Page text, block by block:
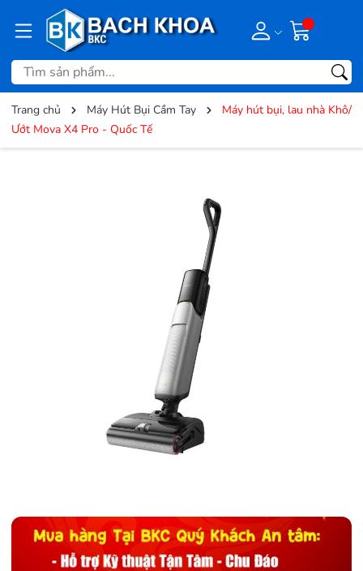
Trang chủ Máy Hút Bụi Cầm Tay
Máy hút bụi, lau nhà Khô/
Ướt Mova X4 Pro - Quốc Tế